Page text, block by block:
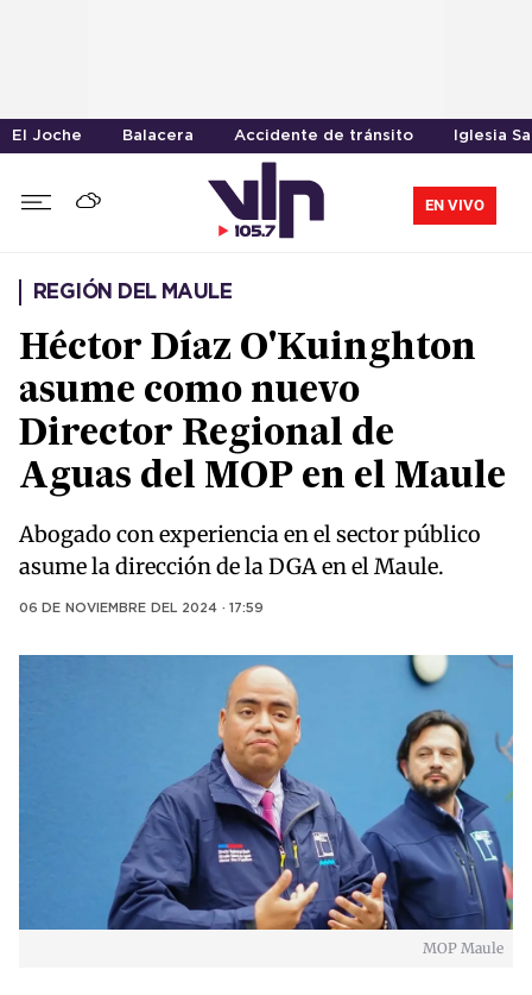
El Joche Balacera Accidente de tránsito Iglesia
EN VIVO
REGIÓN DEL MAULE
Héctor Díaz O'Kuinghton
asume como nuevo
Director Regional de
Aguas del MOP en el Maule
Abogado con experiencia en el sector público
asume la dirección de la DGA en el Maule.
06 DE NOVIEMBRE DEL 2024 · 17:59
MOP Maule